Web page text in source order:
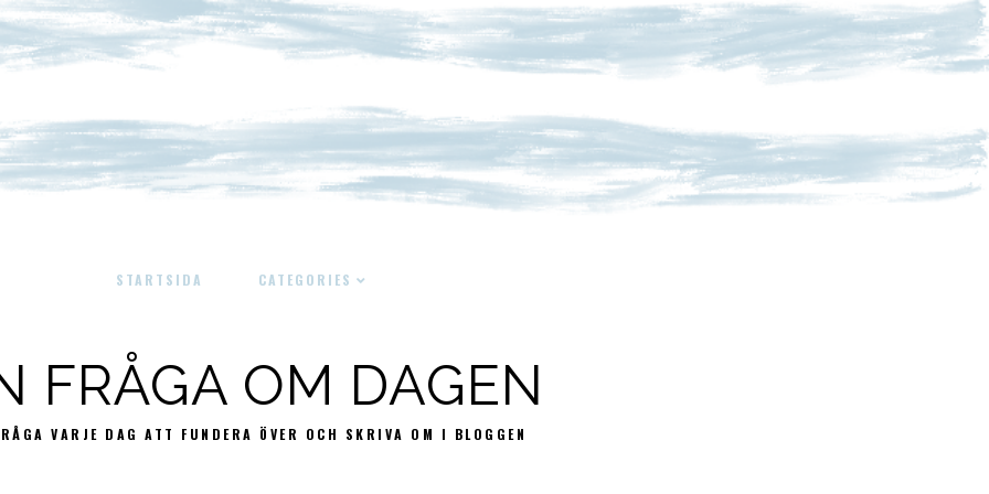
STARTSIDA CATEGORIES
FRÅGA OM DAGEN
VARJE DAG ATT FUNDERA ÖVER OCH SKRIVA OM I BLOGGEN